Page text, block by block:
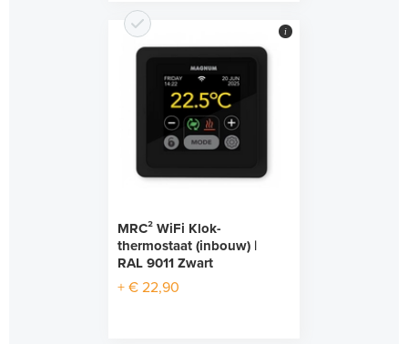
MRC² WiFi Klok-
thermostaat (inbouw) |
RAL 9011 Zwart
+ € 22,90
i